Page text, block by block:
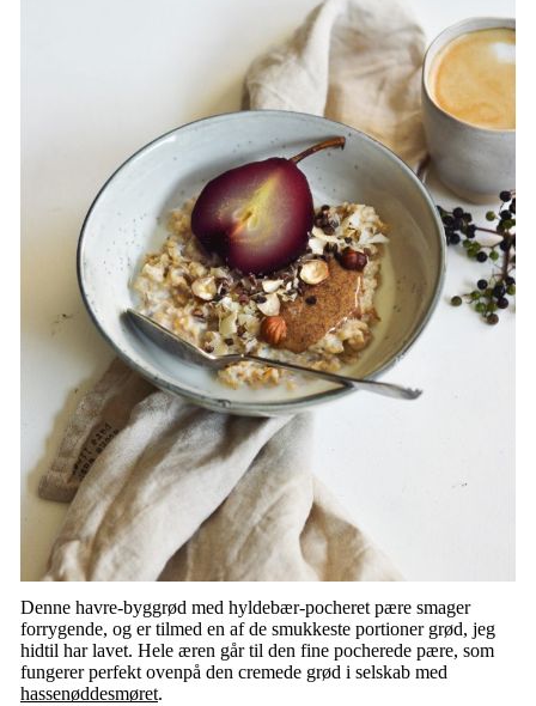
Denne havre-byggrød med hyldebær-pocheret pære smager
forrygende, og er tilmed en af de smukkeste portioner grød, jeg
hidtil har lavet. Hele æren går til den fine pocherede pære, som
fungerer perfekt ovenpå den cremede grød i selskab med
hassenøddesmøret.